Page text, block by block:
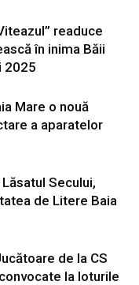
readuce
în inima Băii
2025
Mare o nouă
a aparatelor
Secului,
de Litere Baia
de la CS
la loturile